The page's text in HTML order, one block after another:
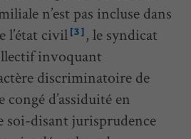
n’est pas incluse dans
l’état civil [3] , le syndicat
invoquant
discriminatoire de
congé d’assiduité en
soi-disant jurisprudence